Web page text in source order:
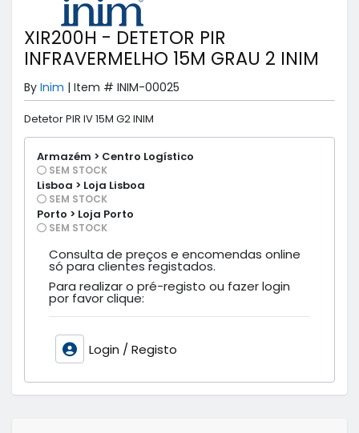
XIR200H - DETETOR PIR
INFRAVERMELHO 15M GRAU 2 INIM
By Inim | Item # INIM-00025
Detetor PIR IV 15M G2 INIM
Armazém > Centro Logístico
SEM STOCK
Lisboa > Loja Lisboa
SEM STOCK
Porto > Loja Porto
SEM STOCK
Consulta de preços e encomendas online
só para clientes registados.
Para realizar o pré-registo ou fazer login
por favor clique:
Login / Registo